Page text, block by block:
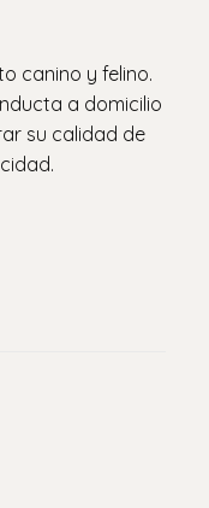
canino y felino.
a domicilio
su calidad de